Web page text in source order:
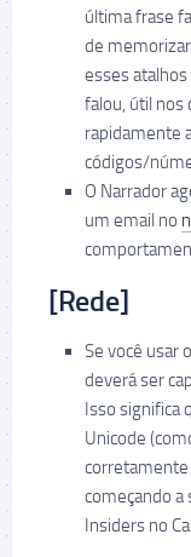
última frase
de
esses atalhos
falou, útil nos
rapidamente
códigos/
O Narrador
um email no
[Rede]
Se você usar
deverá ser
Isso significa
Unicode
corretamente
começando
Insiders no